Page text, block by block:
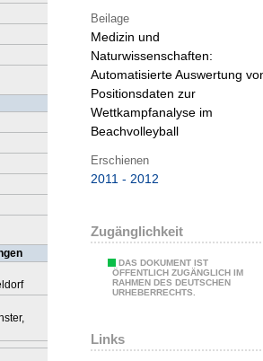
Beilage
Medizin und
Naturwissenschaften:
Automatisierte Auswertung
Positionsdaten zur
Wettkampfanalyse im
Beachvolleyball
Erschienen
2011 - 2012
Zugänglichkeit
DAS DOKUMENT IST
ÖFFENTLICH ZUGÄNGLICH IM
RAHMEN DES DEUTSCHEN
URHEBERRECHTS.
Links